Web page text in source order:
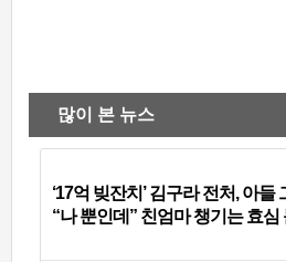
많이 본 뉴스
‘17억 빚잔치’ 김구라 전처, 아들
“나 뿐인데” 친엄마 챙기는 효심